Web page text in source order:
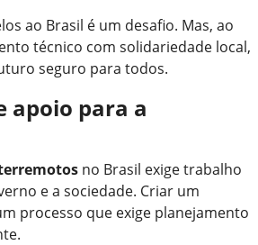
ao Brasil é um desafio. Mas, ao
técnico com solidariedade local,
seguro para todos.
apoio para a
no Brasil exige trabalho
e a sociedade. Criar um
processo que exige planejamento